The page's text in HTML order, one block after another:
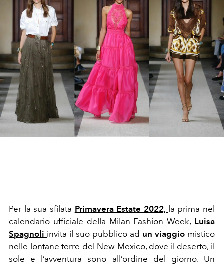
Per la sua sfilata Primavera Estate 2022, la prima nel
calendario ufficiale della Milan Fashion Week, Luisa
Spagnoli invita il suo pubblico ad un viaggio mistico
nelle lontane terre del New Mexico, dove il deserto, il
sole e l’avventura sono all’ordine del giorno. Un